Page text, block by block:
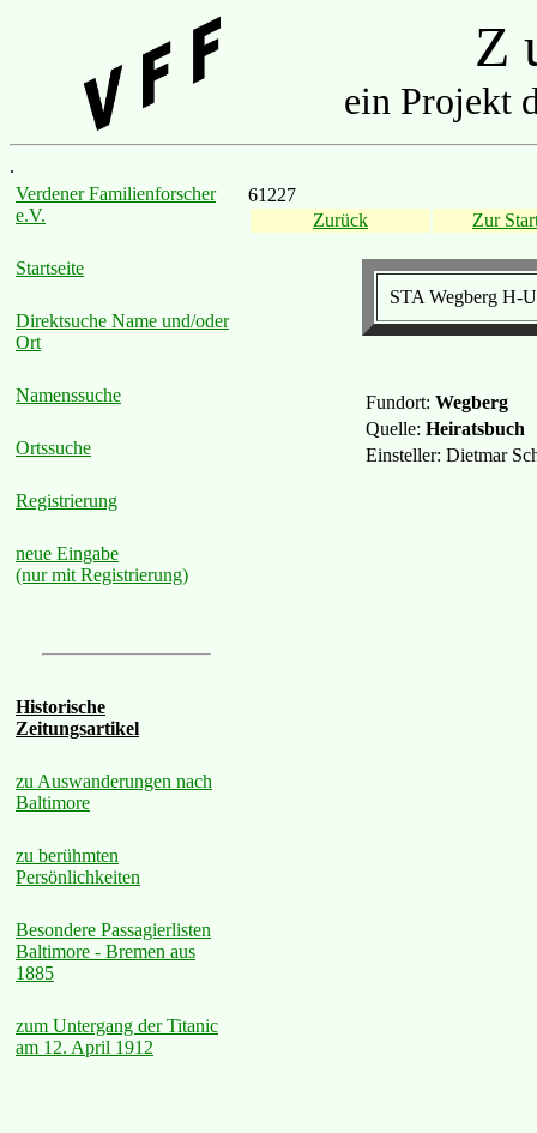
Z
ein Projekt
.
Verdener Familienforscher
e.V.
Startseite
Direktsuche Name und/oder
Ort
Namenssuche
Ortssuche
Registrierung
neue Eingabe
(nur mit Registrierung)
Historische
Zeitungsartikel
zu Auswanderungen nach
Baltimore
zu berühmten
Persönlichkeiten
Besondere Passagierlisten
Baltimore - Bremen aus
1885
zum Untergang der Titanic
am 12. April 1912
61227
Zurück
Zur
STA Wegberg H-
Fundort: Wegberg
Quelle: Heiratsbuch
Einsteller: Dietmar